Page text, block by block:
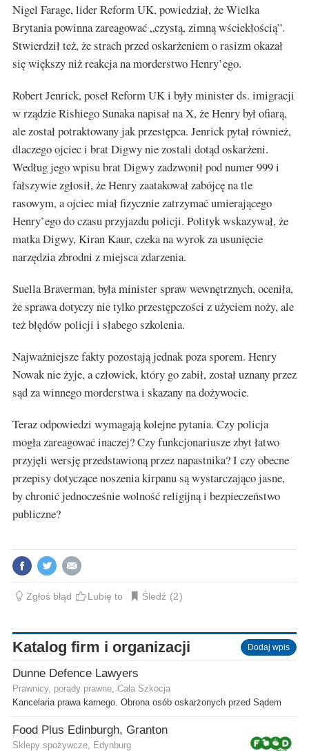
Nigel Farage, lider Reform UK, powiedział, że Wielka
Brytania powinna zareagować „czystą, zimną wściekłością”.
Stwierdził też, że strach przed oskarżeniem o rasizm okazał
się większy niż reakcja na morderstwo Henry’ego.
Robert Jenrick, poseł Reform UK i były minister ds. imigracji
w rządzie Rishiego Sunaka napisał na X, że Henry był ofiarą,
ale został potraktowany jak przestępca. Jenrick pytał również,
dlaczego ojciec i brat Digwy nie zostali dotąd oskarżeni.
Według jego wpisu brat Digwy zadzwonił pod numer 999 i
fałszywie zgłosił, że Henry zaatakował zabójcę na tle
rasowym, a ojciec miał fizycznie zatrzymać umierającego
Henry’ego do czasu przyjazdu policji. Polityk wskazywał, że
matka Digwy, Kiran Kaur, czeka na wyrok za usunięcie
narzędzia zbrodni z miejsca zdarzenia.
Suella Braverman, była minister spraw wewnętrznych, oceniła,
że sprawa dotyczy nie tylko przestępczości z użyciem noży, ale
też błędów policji i słabego szkolenia.
Najważniejsze fakty pozostają jednak poza sporem. Henry
Nowak nie żyje, a człowiek, który go zabił, został uznany przez
sąd za winnego morderstwa i skazany na dożywocie.
Teraz odpowiedzi wymagają kolejne pytania. Czy policja
mogła zareagować inaczej? Czy funkcjonariusze zbyt łatwo
przyjęli wersję przedstawioną przez napastnika? I czy obecne
przepisy dotyczące noszenia kirpanu są wystarczająco jasne,
by chronić jednocześnie wolność religijną i bezpieczeństwo
publiczne?
Zgłoś błąd Lubię to Śledź 2
Katalog firm i organizacji Dodaj wpis
Dunne Defence Lawyers
Prawnicy, porady prawne, Cała Szkocja
Kancelaria prawa karnego. Obrona osób oskarżonych przed Sądem
Food Plus Edinburgh, Granton
Sklepy spożywcze, Edynburg